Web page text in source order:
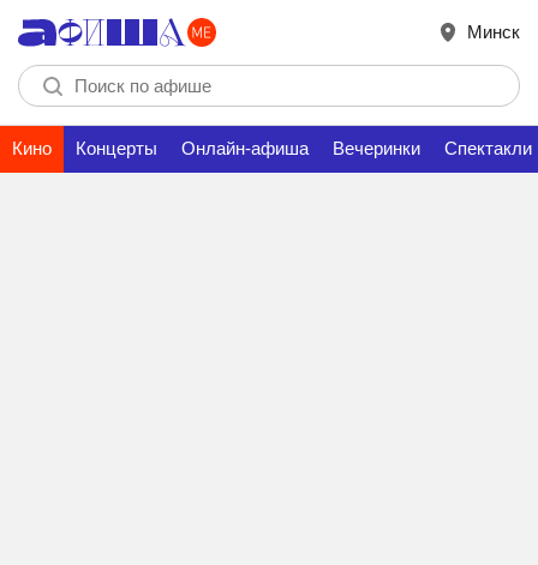
Минск
Кино Концерты Онлайн-афиша Вечеринки Спектакли